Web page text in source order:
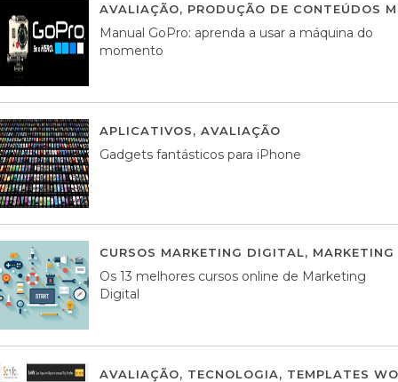
AVALIAÇÃO, PRODUÇÃO DE CONTEÚDOS
Manual GoPro: aprenda a usar a máquina do
momento
APLICATIVOS, AVALIAÇÃO
Gadgets fantásticos para iPhone
CURSOS MARKETING DIGITAL,
Os 13 melhores cursos online de Marketing
Digital
AVALIAÇÃO, TECNOLOGIA, TEMPLATES